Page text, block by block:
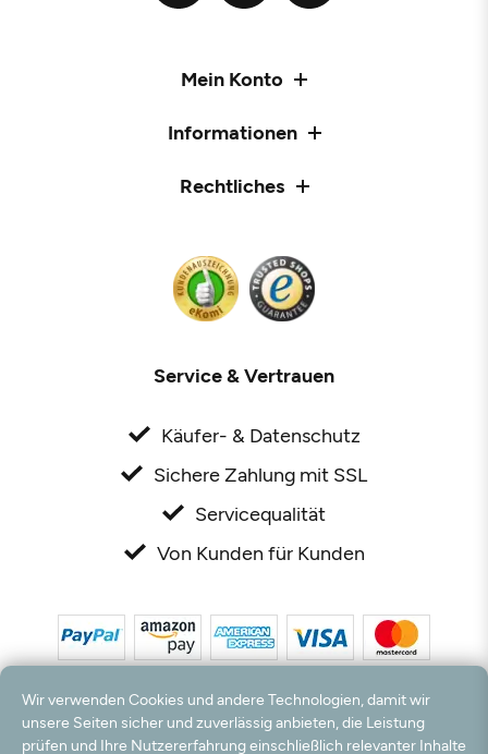
Mein Konto
Informationen
Rechtliches
Service & Vertrauen
Käufer- & Datenschutz
Sichere Zahlung mit SSL
Servicequalität
Von Kunden für Kunden
Wir verwenden Cookies und andere Technologien, damit wir
unsere Seiten sicher und zuverlässig anbieten, die Leistung
prüfen und Ihre Nutzererfahrung einschließlich relevanter Inhalte